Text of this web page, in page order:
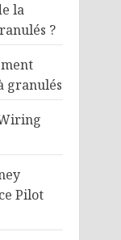
la
?
granulés
Pilot